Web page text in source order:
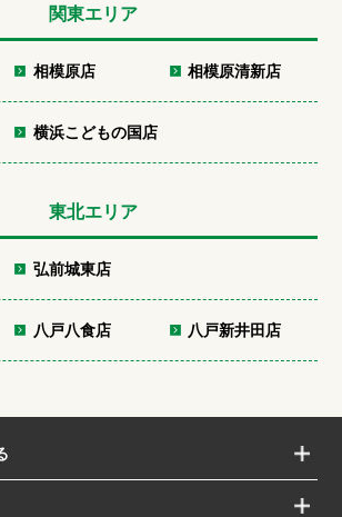
関東エリア
相模原店 相模原清新店
横浜こどもの国店
東北エリア
弘前城東店
八戸八食店 八戸新井田店